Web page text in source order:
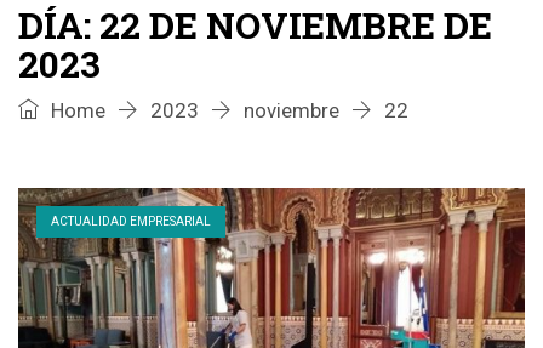
DÍA: 22 DE NOVIEMBRE DE
2023
Home 2023 noviembre 22
ACTUALIDAD EMPRESARIAL